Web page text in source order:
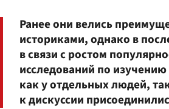
Ранее они велись
историками, однако в
в связи с ростом
исследований по изучению
как у отдельных людей,
к дискуссии